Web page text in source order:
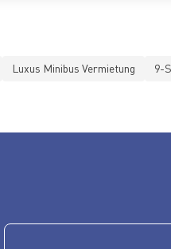
Luxus Minibus Vermietung 9-